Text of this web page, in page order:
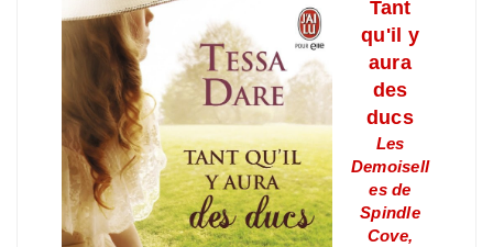
Tant
qu'il y
aura
des
ducs
Les
Demoisell
es de
Spindle
Cove,